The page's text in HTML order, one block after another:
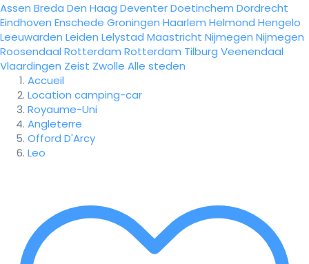
Assen Breda Den Haag DeventerDoetinchem Dordrecht
Eindhoven Enschede Groningen Haarlem Helmond Hengelo
Leeuwarden Leiden Lelystad Maastricht Nijmegen Nijmegen
Roosendaal Rotterdam Rotterdam Tilburg Veenendaal
Vlaardingen Zeist Zwolle Alle steden
Accueil
Location camping-car
Royaume-Uni
Angleterre
Offord D'Arcy
Leo